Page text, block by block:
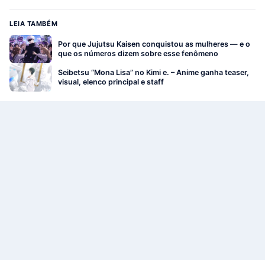
LEIA TAMBÉM
Por que Jujutsu Kaisen conquistou as mulheres — e o
que os números dizem sobre esse fenômeno
Seibetsu “Mona Lisa” no Kimi e. – Anime ganha teaser,
visual, elenco principal e staff